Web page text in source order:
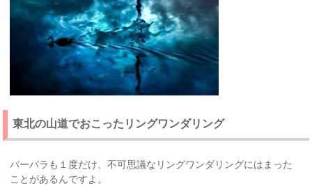
東北の山道でおこったリングワンダリング
バーバラも１度だけ、不可思議なリングワンダリングにはまった
ことがあるんですよ。